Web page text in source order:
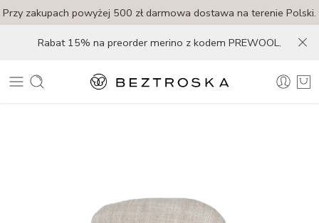
Przy zakupach powyżej 500 zł darmowa dostawa na terenie Polski.
Rabat 15% na preorder merino z kodem PREWOOL.